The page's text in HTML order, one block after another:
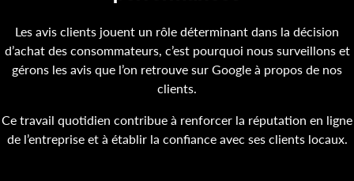
Les avis clients jouent un rôle déterminant dans la décision
d’achat des consommateurs, c’est pourquoi nous surveillons et
gérons les avis que l’on retrouve sur Google à propos de nos
clients.
Ce travail quotidien contribue à renforcer la réputation en ligne
de l’entreprise et à établir la confiance avec ses clients locaux.